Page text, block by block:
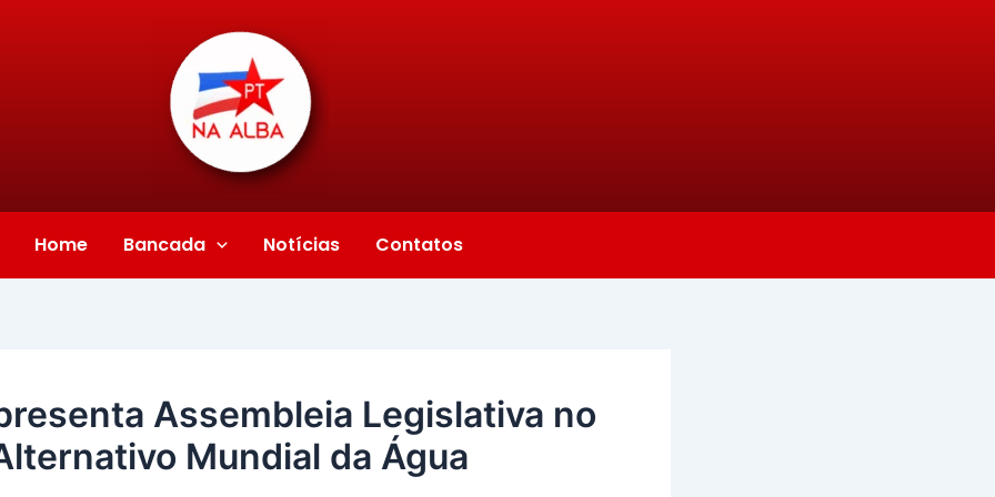
Home Bancada Notícias Contatos
Assembleia Legislativa no
Mundial da Água